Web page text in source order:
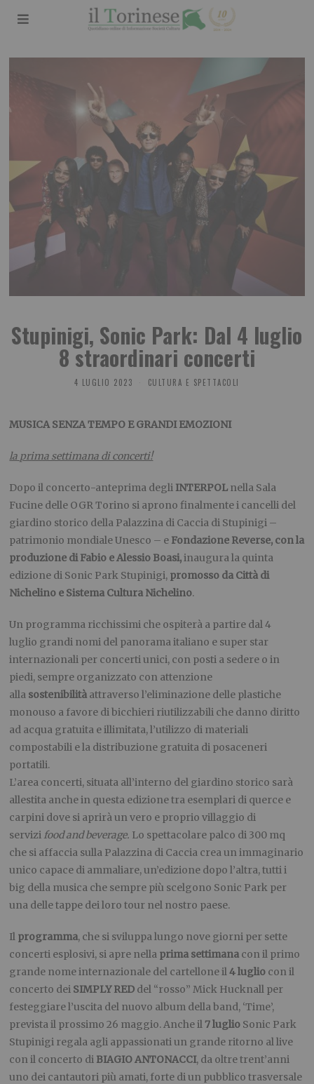
Stupinigi, Sonic Park: Dal 4 luglio
8 straordinari concerti
4 LUGLIO 2023 CULTURA E SPETTACOLI
MUSICA SENZA TEMPO E GRANDI EMOZIONI
la prima settimana di concerti!
Dopo il concerto-anteprima degli INTERPOL nella Sala
Fucine delle OGR Torino si aprono finalmente i cancelli del
giardino storico della Palazzina di Caccia di Stupinigi –
patrimonio mondiale Unesco – e Fondazione Reverse, con la
produzione di Fabio e Alessio Boasi,inaugura la quinta
edizione di Sonic Park Stupinigi, promosso da Città di
Nichelino e Sistema Cultura Nichelino.
Un programma ricchissimi che ospiterà a partire dal 4
luglio grandi nomi del panorama italiano e super star
internazionali per concerti unici, con posti a sedere o in
piedi, sempre organizzato con attenzione
alla sostenibilità attraverso l’eliminazione delle plastiche
monouso a favore di bicchieri riutilizzabili che danno diritto
ad acqua gratuita e illimitata, l’utilizzo di materiali
compostabili e la distribuzione gratuita di posaceneri
portatili.
L’area concerti, situata all’interno del giardino storico sarà
allestita anche in questa edizione tra esemplari di querce e
carpini dove si aprirà un vero e proprio villaggio di
servizi food and beverage. Lo spettacolare palco di 300 mq
che si affaccia sulla Palazzina di Caccia crea un immaginario
unico capace di ammaliare, un’edizione dopo l’altra, tutti i
big della musica che sempre più scelgono Sonic Park per
una delle tappe dei loro tour nel nostro paese.
Il programma, che si sviluppa lungo nove giorni per sette
concerti esplosivi, si apre nella prima settimana con il primo
grande nome internazionale del cartellone il4 luglio con il
concerto dei SIMPLY RED del “rosso” Mick Hucknall per
festeggiare l’uscita del nuovo album della band, ‘Time’,
prevista il prossimo 26 maggio. Anche il7 luglio Sonic Park
Stupinigi regala agli appassionati un grande ritorno al live
con il concerto di BIAGIO ANTONACCI, da oltre trent’anni
uno dei cantautori più amati, forte di un pubblico trasversale